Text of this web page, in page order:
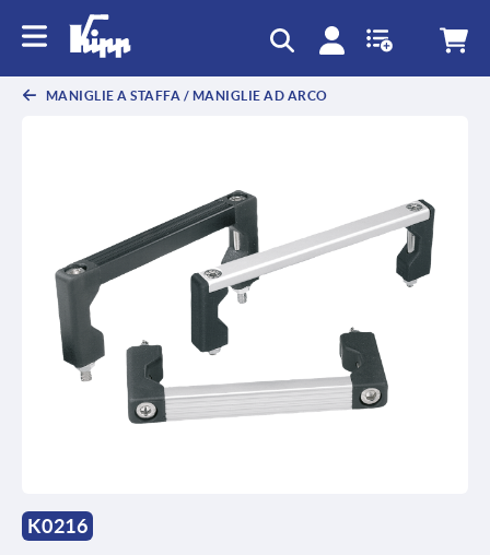
MANIGLIE A STAFFA / MANIGLIE AD ARCO
K0216